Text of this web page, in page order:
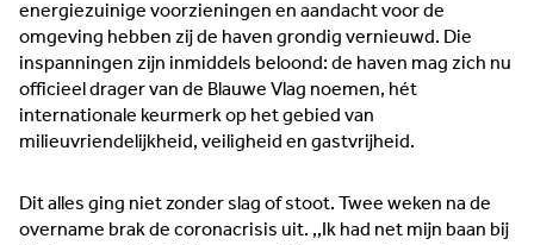
energiezuinige voorzieningen en aandacht voor de
omgeving hebben zij de haven grondig vernieuwd. Die
inspanningen zijn inmiddels beloond: de haven mag zich nu
officieel drager van de Blauwe Vlag noemen, hét
internationale keurmerk op het gebied van
milieuvriendelijkheid, veiligheid en gastvrijheid.
Dit alles ging niet zonder slag of stoot. Twee weken na de
overname brak de coronacrisis uit. ,,Ik had net mijn baan bij
Maakindustrie Innovatie
Duurzaam Food
Algemeen Trots van de regio